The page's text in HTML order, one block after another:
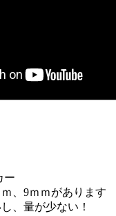
ー
、9ｍｍがあります
、量が少ない！